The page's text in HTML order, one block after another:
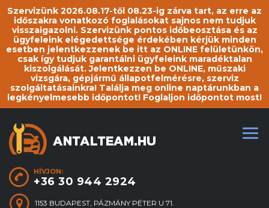
Szervizünk 2026.08.17-től 08.23-ig zárva tart, az erre az
időszakra vonatkozó foglalásokat sajnos nem tudjuk
visszaigazolni. Szervizünk pontos időbeosztása és az
ügyfeleink elégedettsége érdekében kérjük minden
esetben jelentkezzenek be itt az ONLINE felületünkön,
csak így tudjuk garantálni ügyfeleink maradéktalan
kiszolgálását. Jelentkezzen be ONLINE, műszaki
vizsgára, gépjármű állapotfelmérésre, szerviz
szolgáltatásainkra! Találja meg online naptárunkban a
legkényelmesebb időpontot! Foglaljon időpontot most!
HÍVJON:
+36 30 944 2924
1153 BUDAPEST, PÁZMÁNY PÉTER U 71.